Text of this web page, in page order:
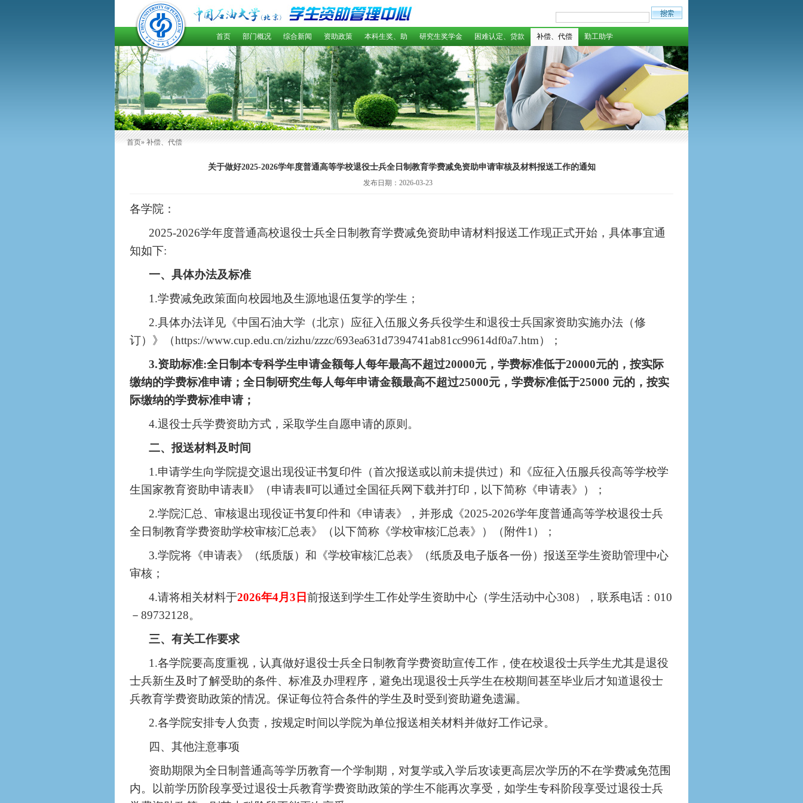
首页 部门概况 综合新闻 资助政策 本科生奖、助 研究生奖学金 困难认定、贷款 补偿、代偿 勤工助学
首页» 补偿、代偿
关于做好2025-2026学年度普通高等学校退役士兵全日制教育学费减免资助申请审核及材料报送工作的通知
发布日期：2026-03-23
各学院：
2025-2026学年度普通高校退役士兵全日制教育学费减免资助申请材料报送工作现正式开始，具体事宜通
知如下:
一、具体办法及标准
1.学费减免政策面向校园地及生源地退伍复学的学生；
2.具体办法详见《中国石油大学（北京）应征入伍服义务兵役学生和退役士兵国家资助实施办法（修
订）》（https://www.cup.edu.cn/zizhu/zzzc/693ea631d7394741ab81cc99614df0a7.htm）；
3.资助标准:全日制本专科学生申请金额每人每年最高不超过20000元，学费标准低于20000元的，按实际
缴纳的学费标准申请；全日制研究生每人每年申请金额最高不超过25000元，学费标准低于25000 元的，按实
际缴纳的学费标准申请；
4.退役士兵学费资助方式，采取学生自愿申请的原则。
二、报送材料及时间
1.申请学生向学院提交退出现役证书复印件（首次报送或以前未提供过）和《应征入伍服兵役高等学校学
生国家教育资助申请表 》（申请表 可以通过全国征兵网下载并打印，以下简称《申请表》）；
2.学院汇总、审核退出现役证书复印件和《申请表》，并形成《2025-2026学年度普通高等学校退役士兵
全日制教育学费资助学校审核汇总表》（以下简称《学校审核汇总表》）（附件1）；
3.学院将《申请表》（纸质版）和《学校审核汇总表》（纸质及电子版各一份）报送至学生资助管理中心
审核；
4.请将相关材料于2026年4月 3 日前报送到学生工作处学生资助中心（学生活动中心308），联系电话：010
－89732128。
三、有关工作要求
1.各学院要高度重视，认真做好退役士兵全日制教育学费资助宣传工作，使在校退役士兵学生尤其是退役
士兵新生及时了解受助的条件、标准及办理程序，避免出现退役士兵学生在校期间甚至毕业后才知道退役士
兵教育学费资助政策的情况。保证每位符合条件的学生及时受到资助避免遗漏。
2.各学院安排专人负责，按规定时间以学院为单位报送相关材料并做好工作记录。
四、其他注意事项
资助期限为全日制普通高等学历教育一个学制期，对复学或入学后攻读更高层次学历的不在学费减免范围
内。以前学历阶段享受过退役士兵教育学费资助政策的学生不能再次享受，如学生专科阶段享受过退役士兵